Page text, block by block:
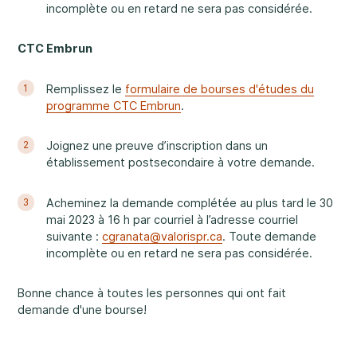
Info parents
incomplète ou en retard ne sera pas considérée.
CTC Embrun
1 Remplissez le formulaire de bourses d'études du
programme CTC Embrun.
2
Joignez une preuve d’inscription dans un
établissement postsecondaire à votre demande.
3
Acheminez la demande complétée au plus tard le 30
mai 2023 à 16 h par courriel à l’adresse courriel
suivante : cgranata@valorispr.ca. Toute demande
incomplète ou en retard ne sera pas considérée.
Bonne chance à toutes les personnes qui ont fait
demande d'une bourse!